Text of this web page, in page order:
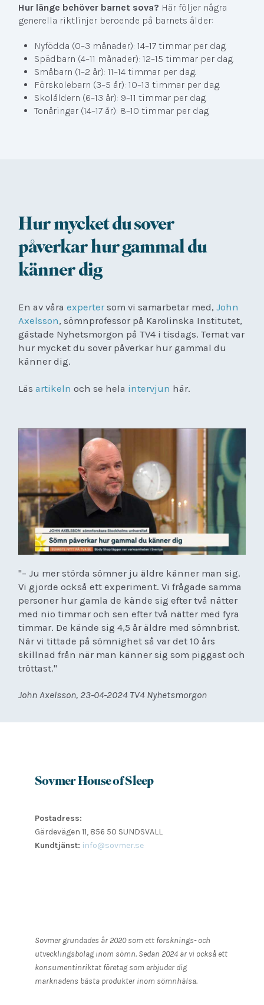
Hur länge behöver barnet sova? Här följer några
generella riktlinjer beroende på barnets ålder:
Nyfödda (0–3 månader): 14–17 timmar per dag.
Spädbarn (4–11 månader): 12–15 timmar per dag.
Småbarn (1–2 år): 11–14 timmar per dag.
Förskolebarn (3–5 år): 10–13 timmar per dag.
Skolåldern (6–13 år): 9–11 timmar per dag.
Tonåringar (14–17 år): 8–10 timmar per dag.
Hur mycket du sover
påverkar hur gammal du
känner dig
En av våraexperter som vi samarbetar med,John
Axelsson, sömnprofessor på Karolinska Institutet,
gästade Nyhetsmorgon på TV4 i tisdags. Temat var
hur mycket du sover påverkar hur gammal du
känner dig.
Läsartikeln och se hela intervjun här.
"– Ju mer störda sömner ju äldre känner man sig.
Vi gjorde också ett experiment. Vi frågade samma
personer hur gamla de kände sig efter två nätter
med nio timmar och sen efter två nätter med fyra
timmar. De kände sig 4,5 år äldre med sömnbrist.
När vi tittade på sömnighet så var det 10 års
skillnad från när man känner sig som piggast och
tröttast."
John Axelsson, 23-04-2024 TV4 Nyhetsmorgon
Sovmer House of Sleep
Postadress:
Gärdevägen 11, 856 50 SUNDSVALL
Kundtjänst: info@sovmer.se
Sovmer grundades år 2020 som ett forsknings- och
utvecklingsbolag inom sömn. Sedan 2024 är vi också ett
konsumentinriktat företag som erbjuder dig
marknadens bästa produkter inom sömnhälsa.